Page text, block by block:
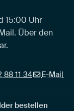
15:00 Uhr
Über den
88 11 34 E-Mail
bestellen